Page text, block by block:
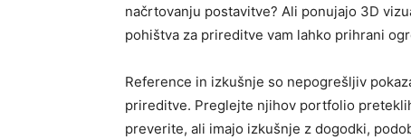
načrtovanju postavitve? Ali ponujajo 3D
pohištva za prireditve vam lahko prihrani
Reference in izkušnje so nepogrešljiv
prireditve. Preglejte njihov portfolio
preverite, ali imajo izkušnje z dogodki,